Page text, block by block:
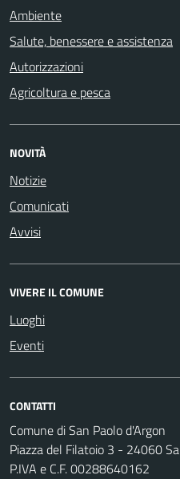
Ambiente
Salute, benessere e assistenza
Autorizzazioni
Agricoltura e pesca
NOVITÀ
Notizie
Comunicati
Avvisi
VIVERE IL COMUNE
Luoghi
Eventi
CONTATTI
Comune di San Paolo d'Argon
Piazza del Filatoio 3 - 24060
P.IVA e C.F. 00288640162